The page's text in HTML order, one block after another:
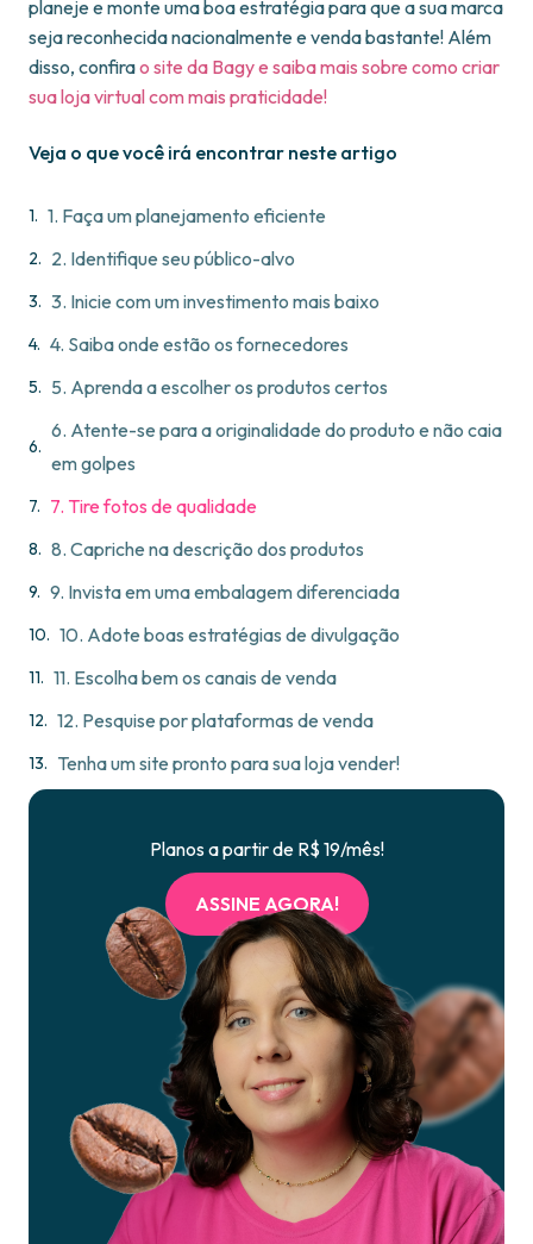
planeje e monte uma boa estratégia para que a sua marca
seja reconhecida nacionalmente e venda bastante! Além
disso, confirao site da Bagy e saiba mais sobre como criar
sua loja virtual com mais praticidade!
Veja o que você irá encontrar neste artigo
1. Faça um planejamento eficiente
2. Identifique seu público-alvo
3. Inicie com um investimento mais baixo
4. Saiba onde estão os fornecedores
5. Aprenda a escolher os produtos certos
6. Atente-se para a originalidade do produto e não caia
em golpes
7. Tire fotos de qualidade
8. Capriche na descrição dos produtos
9. Invista em uma embalagem diferenciada
10. Adote boas estratégias de divulgação
11. Escolha bem os canais de venda
12. Pesquise por plataformas de venda
Tenha um site pronto para sua loja vender!
Planos a partir de R$ 19/mês!
ASSINE AGORA!